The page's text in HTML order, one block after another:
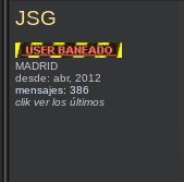
JSG
MADRID
desde: abr, 2012
mensajes: 386
clik ver los últimos